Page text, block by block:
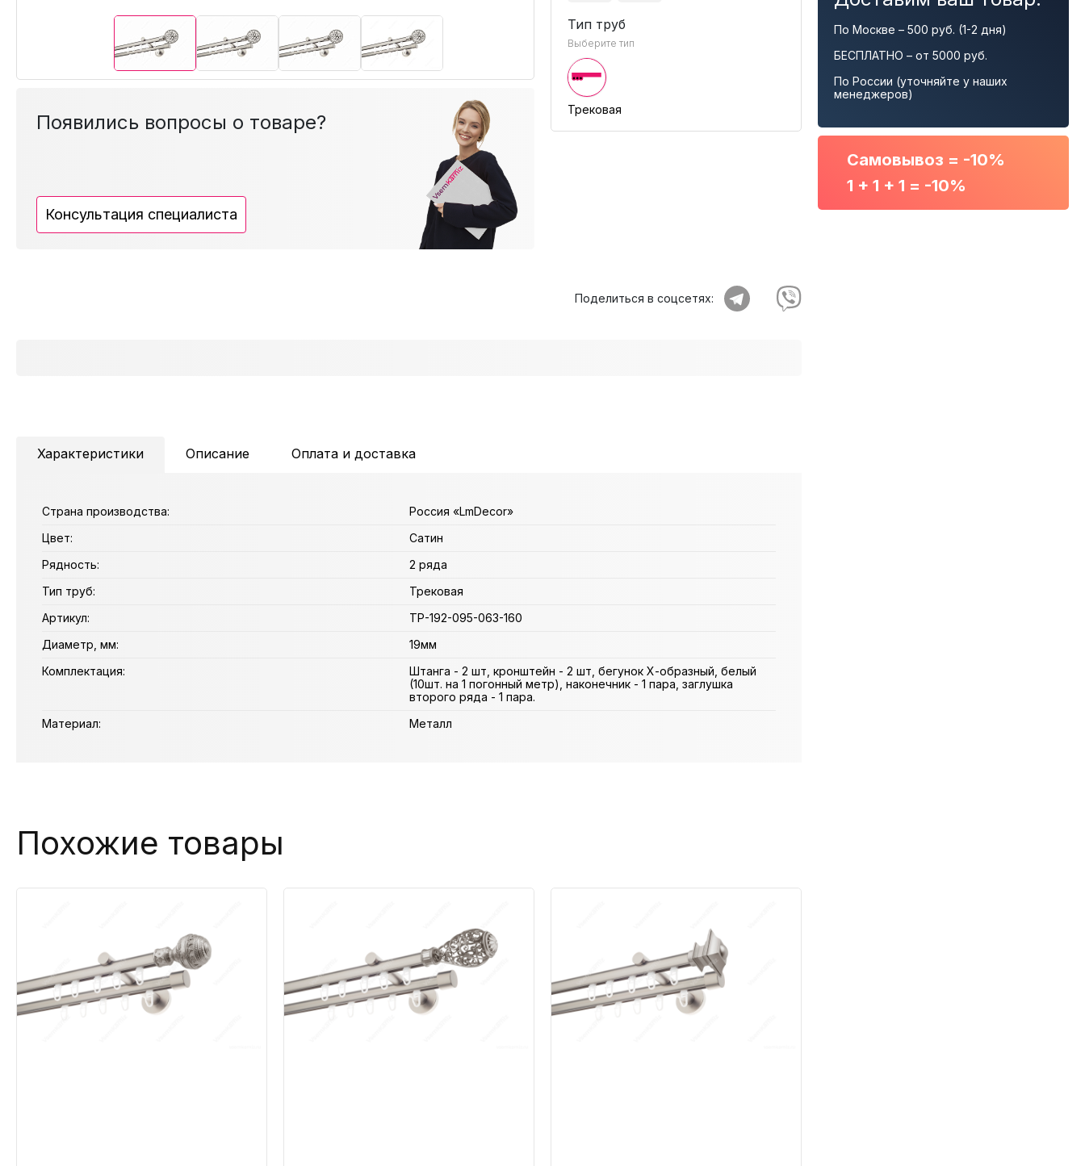
Появились вопросы о товаре?
Консультация специалиста
Тип труб
Выберите тип
Трековая
Поделиться в соцсетях:
Характеристики Описание Оплата и доставка
Страна производства:
Россия «LmDecor»
Цвет:
Сатин
Рядность:
2 ряда
Тип труб:
Трековая
Артикул:
ТР-192-095-063-160
Диаметр, мм:
19мм
Комплектация:
Штанга - 2 шт, кронштейн - 2 шт, бегунок Х-образный, белый
(10шт. на 1 погонный метр), наконечник - 1 пара, заглушка
второго ряда - 1 пара.
Материал:
Металл
Похожие товары
По Москве – 500 руб. (1-2 дня)
БЕСПЛАТНО – от 5000 руб.
По России (уточняйте у наших
менеджеров)
Самовывоз = -10%
1 + 1 + 1 = -10%